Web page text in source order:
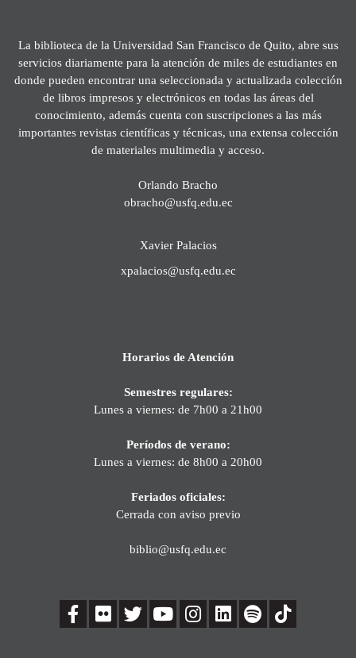
La biblioteca de la Universidad San Francisco de Quito, abre sus
servicios diariamente para la atención de miles de estudiantes en
donde pueden encontrar una seleccionada y actualizada colección
de libros impresos y electrónicos en todas las áreas del
conocimiento, además cuenta con suscripciones a las más
importantes revistas científicas y técnicas, una extensa colección
de materiales multimedia y acceso.
Orlando Bracho
obracho@usfq.edu.ec
Xavier Palacios
xpalacios@usfq.edu.ec
Horarios de Atención
Semestres regulares:
Lunes a viernes: de 7h00 a 21h00
Períodos de verano:
Lunes a viernes: de 8h00 a 20h00
Feriados oficiales:
Cerrada con aviso previo
biblio@usfq.edu.ec